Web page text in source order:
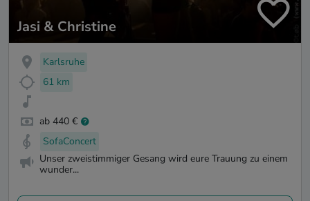
Jasi & Christine
Karlsruhe
61 km
ab 440 €
SofaConcert
Unser zweistimmiger Gesang wird eure Trauung zu einem
wunder...